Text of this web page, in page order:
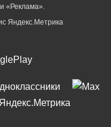
«Реклама».
Яндекс.Метрика